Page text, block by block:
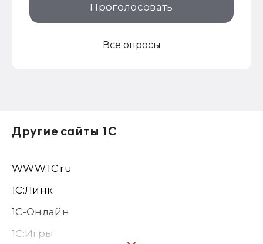
Проголосовать
Все опросы
Другие сайты 1С
WWW.1С.ru
1С:Линк
1С-Онлайн
1C:Игры